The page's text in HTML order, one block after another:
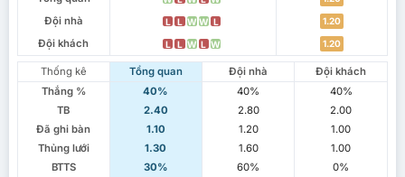
Đội nhà L L W W L 1.20
Đội khách L L W L W 1.20
Thống kê Tổng quan Đội nhà
Đội khách
Thắng %
40% 40%
40%
TB
2.40 2.80
2.00
Đã ghi bàn
1.10 1.20
1.00
Thủng lưới
1.30 1.60
1.00
BTTS
30% 60%
0%